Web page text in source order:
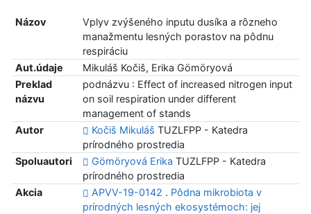
Názov
Vplyv zvýšeného inputu dusíka a rôzneho
manažmentu lesných porastov na pôdnu
respiráciu
Aut.údaje
Mikuláš Kočiš, Erika Gömöryová
Preklad
názvu
podnázvu : Effect of increased nitrogen input
on soil respiration under different
management of stands
Autor
Kočiš Mikuláš TUZLFPP - Katedra
prírodného prostredia
Spoluautori
Gömöryová Erika TUZLFPP - Katedra
prírodného prostredia
Akcia
APVV-19-0142 . Pôdna mikrobiota v
prírodných lesných ekosystémoch: jej